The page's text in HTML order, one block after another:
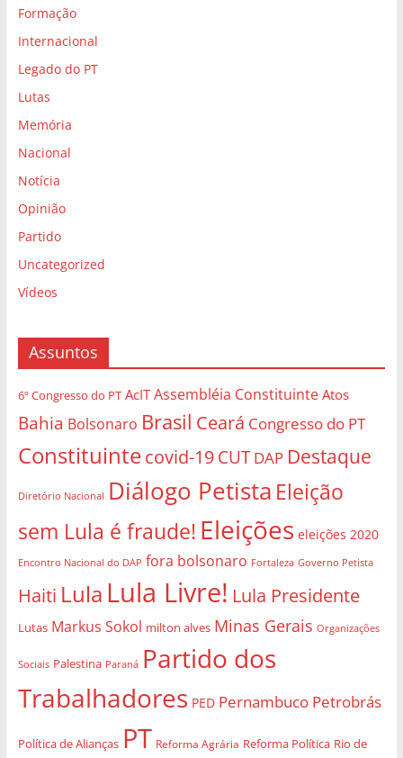
Formação
Internacional
Legado do PT
Lutas
Memória
Nacional
Notícia
Opinião
Partido
Uncategorized
Vídeos
Assuntos
6º Congresso do PT AcIT Assembléia Constituinte Atos
Bahia Bolsonaro Brasil Ceará Congresso do PT
Constituintecovid-19CUT DAP Destaque
Diretório Nacional Diálogo Petista Eleição
sem Lula é fraude! Eleições eleições 2020
Encontro Nacional do DAP fora bolsonaro Fortaleza Governo Petista
Haiti Lula Lula Livre! Lula Presidente
Lutas Markus Sokol milton alves Minas Gerais Organizações
Sociais Palestina Paraná Partido dos
Trabalhadores PED Pernambuco Petrobrás
Política de Alianças PT Reforma Agrária Reforma Política Rio de